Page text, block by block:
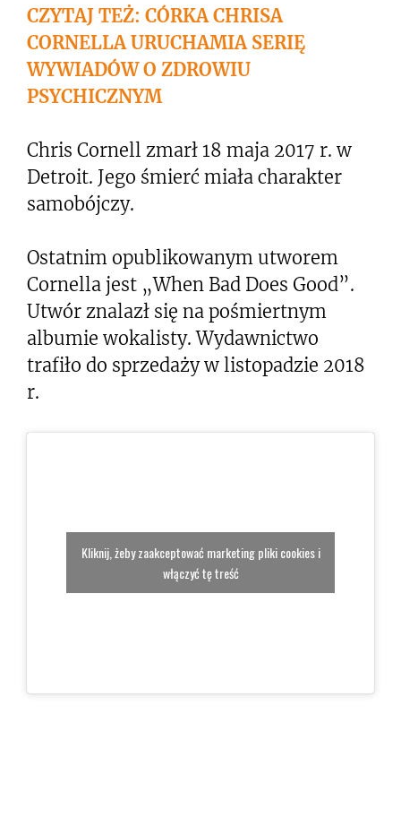
CZYTAJ TEŻ: CÓRKA CHRISA
CORNELLA URUCHAMIA SERIĘ
WYWIADÓW O ZDROWIU
PSYCHICZNYM
Chris Cornell zmarł 18 maja 2017 r. w
Detroit. Jego śmierć miała charakter
samobójczy.
Ostatnim opublikowanym utworem
Cornella jest „When Bad Does Good”.
Utwór znalazł się na pośmiertnym
albumie wokalisty. Wydawnictwo
trafiło do sprzedaży w listopadzie 2018
r.
Kliknij, żeby zaakceptować marketing pliki cookies i
włączyć tę treść